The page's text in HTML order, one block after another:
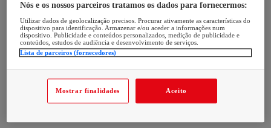
Nós e os nossos parceiros tratamos os dados para fornecermos:
Utilizar dados de geolocalização precisos. Procurar ativamente as características do
dispositivo para identificação. Armazenar e/ou aceder a informações num
dispositivo. Publicidade e conteúdos personalizados, medição de publicidade e
conteúdos, estudos de audiência e desenvolvimento de serviços.
Lista de parceiros (fornecedores)
Mostrar finalidades Aceito